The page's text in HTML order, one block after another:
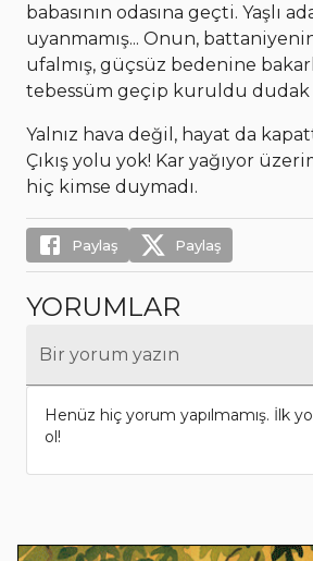
babasının odasına geçti. Yaşlı
uyanmamış... Onun,
ufalmış, güçsüz bedenine
tebessüm geçip kuruldu dudak
Yalnız hava değil, hayat da
Çıkış yolu yok! Kar yağıyor
hiç kimse duymadı.
Paylaş Paylaş
YORUMLAR
Bir yorum yazın
Henüz hiç yorum yapılmamış. İlk
ol!